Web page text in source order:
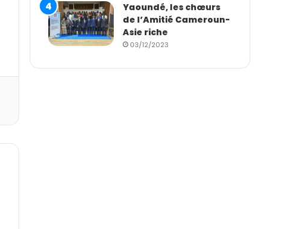
Yaoundé, les chœurs
de l’Amitié Cameroun-
Asie riche
03/12/2023